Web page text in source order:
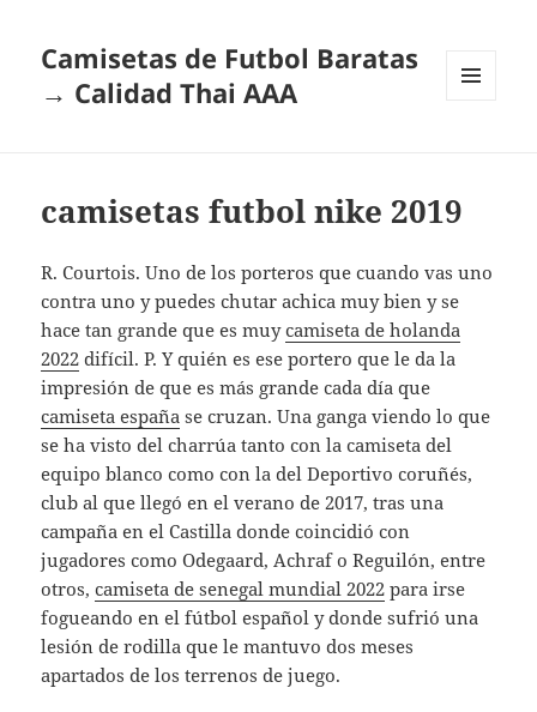
Camisetas de Futbol Baratas
→ Calidad Thai AAA
camisetas futbol nike 2019
R. Courtois. Uno de los porteros que cuando vas uno
contra uno y puedes chutar achica muy bien y se
hace tan grande que es muycamiseta de holanda
2022 difícil. P. Y quién es ese portero que le da la
impresión de que es más grande cada día que
camiseta españa se cruzan. Una ganga viendo lo que
se ha visto del charrúa tanto con la camiseta del
equipo blanco como con la del Deportivo coruñés,
club al que llegó en el verano de 2017, tras una
campaña en el Castilla donde coincidió con
jugadores como Odegaard, Achraf o Reguilón, entre
otros,camiseta de senegal mundial 2022 para irse
fogueando en el fútbol español y donde sufrió una
lesión de rodilla que le mantuvo dos meses
apartados de los terrenos de juego.